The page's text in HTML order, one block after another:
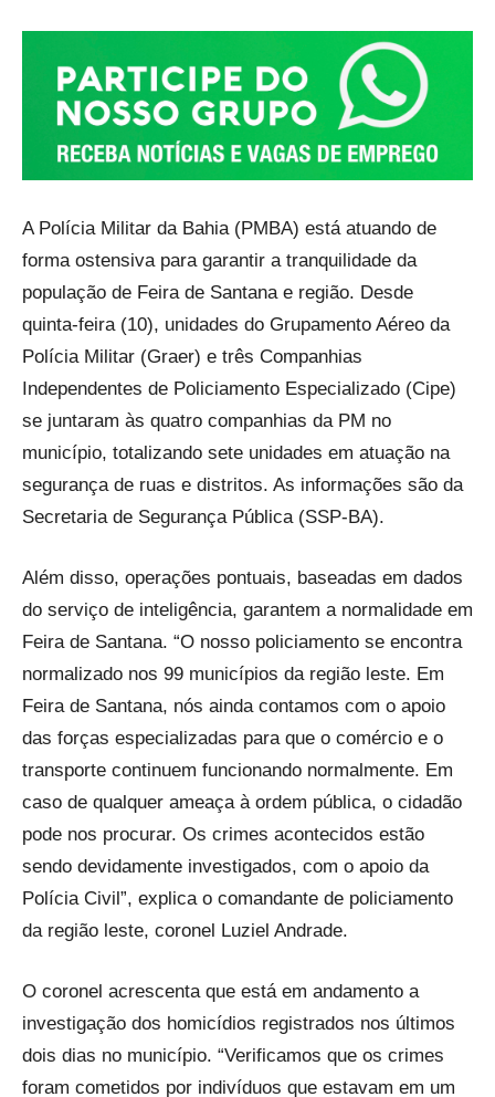
A Polícia Militar da Bahia (PMBA) está atuando de
forma ostensiva para garantir a tranquilidade da
população de Feira de Santana e região. Desde
quinta-feira (10), unidades do Grupamento Aéreo da
Polícia Militar (Graer) e três Companhias
Independentes de Policiamento Especializado (Cipe)
se juntaram às quatro companhias da PM no
município, totalizando sete unidades em atuação na
segurança de ruas e distritos. As informações são da
Secretaria de Segurança Pública (SSP-BA).
Além disso, operações pontuais, baseadas em dados
do serviço de inteligência, garantem a normalidade em
Feira de Santana. “O nosso policiamento se encontra
normalizado nos 99 municípios da região leste. Em
Feira de Santana, nós ainda contamos com o apoio
das forças especializadas para que o comércio e o
transporte continuem funcionando normalmente. Em
caso de qualquer ameaça à ordem pública, o cidadão
pode nos procurar. Os crimes acontecidos estão
sendo devidamente investigados, com o apoio da
Polícia Civil”, explica o comandante de policiamento
da região leste, coronel Luziel Andrade.
O coronel acrescenta que está em andamento a
investigação dos homicídios registrados nos últimos
dois dias no município. “Verificamos que os crimes
foram cometidos por indivíduos que estavam em um